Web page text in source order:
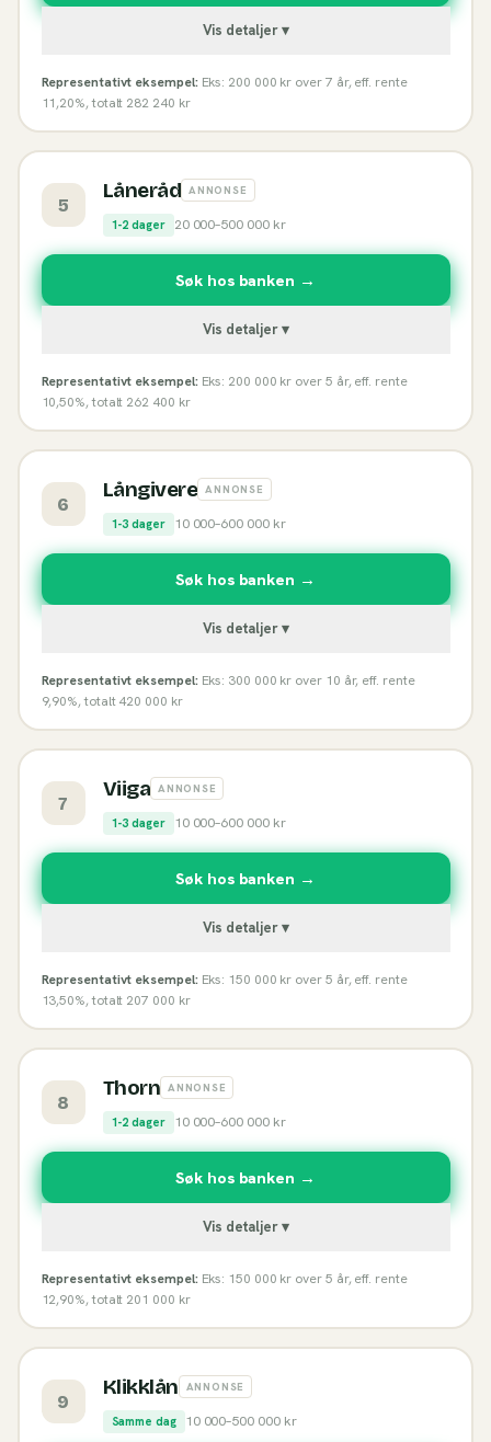
Vis detaljer ▾
Representativt eksempel: Eks: 200 000 kr over 7 år, eff. rente
11,20%, totalt 282 240 kr
5
Låneråd ANNONSE
1-2 dager 20 000–500 000kr
Søk hos banken →
Vis detaljer ▾
Representativt eksempel: Eks: 200 000 kr over 5 år, eff. rente
10,50%, totalt 262 400 kr
6
Långivere ANNONSE
1-3 dager 10 000–600 000kr
Søk hos banken →
Vis detaljer ▾
Representativt eksempel: Eks: 300 000 kr over 10 år, eff. rente
9,90%, totalt 420 000 kr
7
Viiga ANNONSE
1-3 dager 10 000–600 000kr
Søk hos banken →
Vis detaljer ▾
Representativt eksempel: Eks: 150 000 kr over 5 år, eff. rente
13,50%, totalt 207 000 kr
8
Thorn ANNONSE
1-2 dager 10 000–600 000kr
Søk hos banken →
Vis detaljer ▾
Representativt eksempel: Eks: 150 000 kr over 5 år, eff. rente
12,90%, totalt 201 000 kr
9
Klikklån ANNONSE
Samme dag 10 000–500 000kr